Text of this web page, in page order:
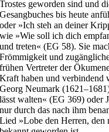
Trostes geworden sind und
Gesangbuches bis heute
oder »Ich steh an deiner
wie »Wie soll ich dich
und treten« (EG 58). Sie
Frömmigkeit und
frühen Vertreter der
Kraft haben und verbindend
Georg Neumark
lässt walten« (EG 369) oder
nur durch das nach ihm
Lied »Lobe den Herren,